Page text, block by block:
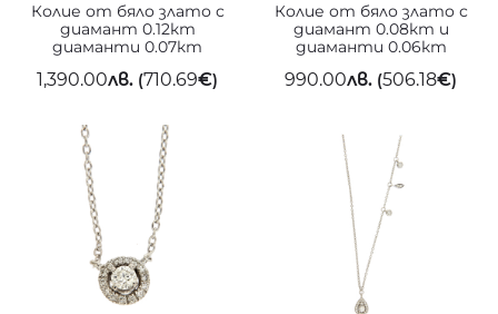
Колие от бяло злато с
диамант 0.12кт
диаманти 0.07кт
1,390.00лв. (710.69€)
Колие от бяло злато с
диамант 0.08кт и
диаманти 0.06кт
990.00лв. (506.18€)